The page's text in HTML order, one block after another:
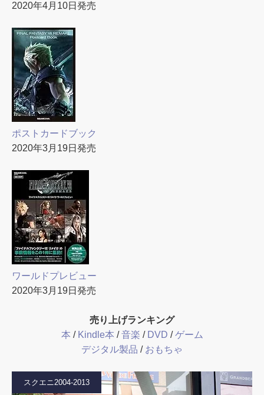
2020年4月10日発売
ポストカードブック
2020年3月19日発売
ワールドプレビュー
2020年3月19日発売
売り上げランキング
本 / Kindle本 /音楽 / DVD /ゲーム
デジタル製品 / おもちゃ
スクエニ2004-2013